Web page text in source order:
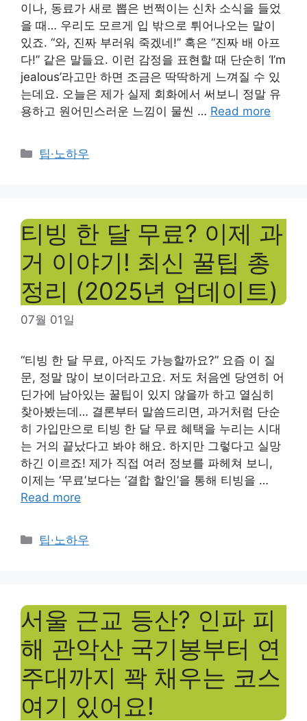
이나, 동료가 새로 뽑은 번쩍이는 신차 소식을 들었
을 때… 우리도 모르게 입 밖으로 튀어나오는 말이
있죠. “와, 진짜 부러워 죽겠네!” 혹은 “진짜 배 아프
다!” 같은 말들요. 이런 감정을 표현할 때 단순히 ‘I’m
jealous’라고만 하면 조금은 딱딱하게 느껴질 수 있
는데요. 오늘은 제가 실제 회화에서 써보니 정말 유
용하고 원어민스러운 느낌이 물씬 … Read more
Categories
팁·노하우
티빙 한 달 무료? 이제 과
거 이야기! 최신 꿀팁 총
정리 (2025년 업데이트)
07월 01일
“티빙 한 달 무료, 아직도 가능할까요?” 요즘 이 질
문, 정말 많이 보이더라고요. 저도 처음엔 당연히 어
딘가에 남아있는 꿀팁이 있지 않을까 하고 열심히
찾아봤는데… 결론부터 말씀드리면, 과거처럼 단순
히 가입만으로 티빙 한 달 무료 혜택을 누리는 시대
는 거의 끝났다고 봐야 해요. 하지만 그렇다고 실망
하긴 이르죠! 제가 직접 여러 정보를 파헤쳐 보니,
이제는 ‘무료’보다는 ‘결합 할인’을 통해 티빙을 …
Read more
Categories
팁·노하우
서울 근교 등산? 인파 피
해 관악산 국기봉부터 연
주대까지 꽉 채우는 코스
여기 있어요!